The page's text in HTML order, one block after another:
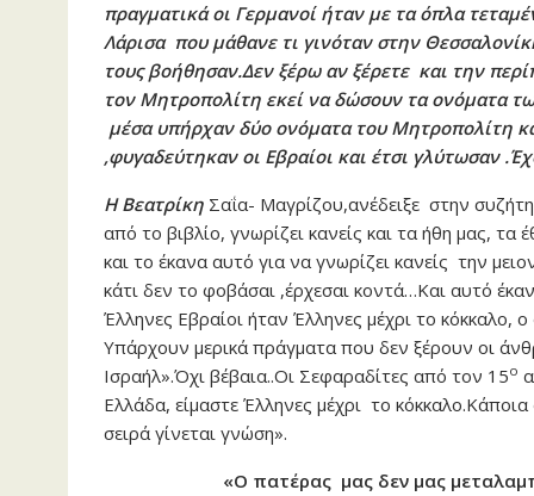
πραγματικά οι Γερμανοί ήταν με τα όπλα
Λάρισα που μάθανε τι γινόταν στην
τους βοήθησαν.Δεν ξέρω αν ξέρετε και την
τον Μητροπολίτη εκεί να δώσουν τα ονόματα
μέσα υπήρχαν δύο ονόματα του Μητροπολίτη
,φυγαδεύτηκαν οι Εβραίοι και έτσι γλύτωσαν
Η Βεατρίκη Σαΐα- Μαγρίζου,ανέδειξε στην
από το βιβλίο, γνωρίζει κανείς και τα ήθη μας,
και το έκανα αυτό για να γνωρίζει κανείς την
κάτι δεν το φοβάσαι ,έρχεσαι κοντά…Και αυτό
Έλληνες Εβραίοι ήταν Έλληνες μέχρι το
Υπάρχουν μερικά πράγματα που δεν ξέρουν οι
Ισραήλ».Όχι βέβαια..Οι Σεφαραδίτες από τον 15ο
Ελλάδα, είμαστε Έλληνες μέχρι το
σειρά γίνεται γνώση».
«Ο πατέρας μας δεν μας